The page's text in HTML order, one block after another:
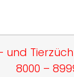
und
8000 –